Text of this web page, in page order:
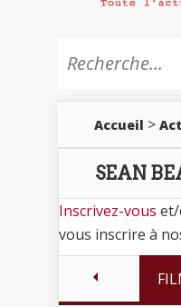
Accueil >
SEAN
Inscrivez-vous
vous inscrire à